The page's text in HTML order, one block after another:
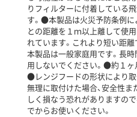
りフィルターに付着している
す。●本製品は火災予防条例に
との距離を１ｍ以上離して使
れています。これより短い距
本製品は一般家庭用です。長
用しないでください。●約１ヶ
●レンジフードの形状により取
無理に取付けた場合、安全性
しく損なう恐れがありますの
でからお使いください。